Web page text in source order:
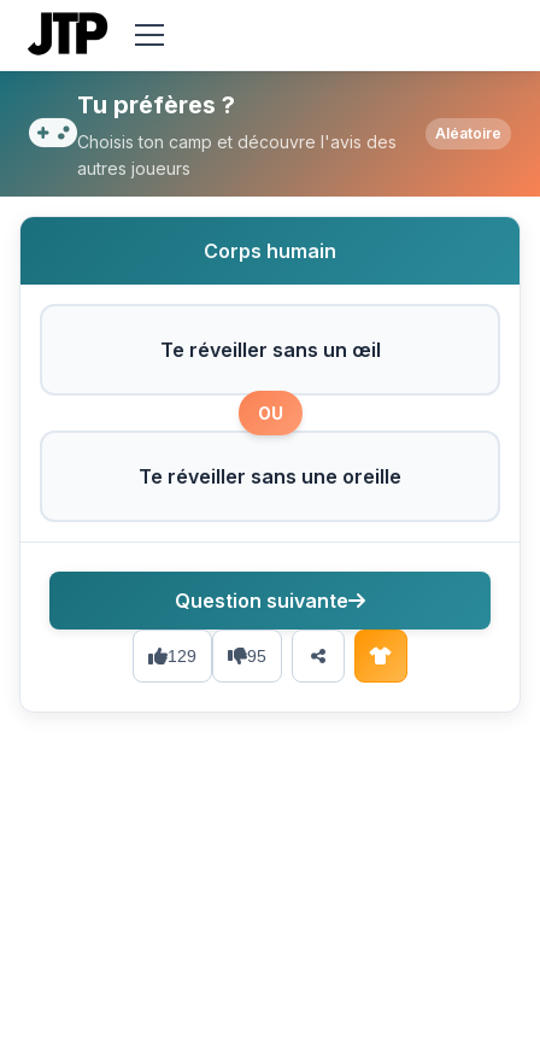
Tu préfères Te réveiller sans un œil ou
Tu préfères ?
Choisis ton camp et découvre l'avis des
autres joueurs
Aléatoire
Corps humain
Te réveiller sans un œil
OU
Te réveiller sans une oreille
129 95
Question suivante